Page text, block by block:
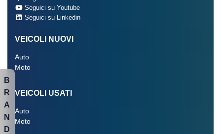
Seguici su Youtube
Seguici su Linkedin
VEICOLI NUOVI
Auto
Moto
VEICOLI USATI
Auto
Moto
B
R
A
N
D